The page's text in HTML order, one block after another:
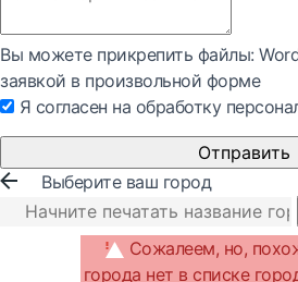
Вы можете прикрепить файлы:
заявкой в произвольной форме
Я согласен на обработку
Отправить
Выберите ваш город
Сожалеем, но,
города нет в списке